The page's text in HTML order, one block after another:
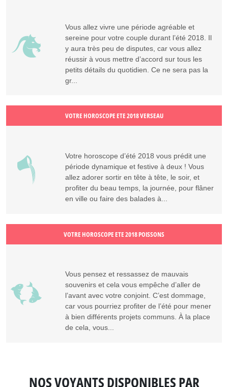
Vous allez vivre une période agréable et
sereine pour votre couple durant l’été 2018. Il
y aura très peu de disputes, car vous allez
réussir à vous mettre d’accord sur tous les
petits détails du quotidien. Ce ne sera pas la
gr...
VOTRE HOROSCOPE ETE 2018 VERSEAU
Votre horoscope d’été 2018 vous prédit une
période dynamique et festive à deux ! Vous
allez adorer sortir en tête à tête, le soir, et
profiter du beau temps, la journée, pour flâner
en ville ou faire des balades à...
VOTRE HOROSCOPE ETE 2018 POISSONS
Vous pensez et ressassez de mauvais
souvenirs et cela vous empêche d’aller de
l’avant avec votre conjoint. C’est dommage,
car vous pourriez profiter de l’été pour mener
à bien différents projets communs. À la place
de cela, vous...
NOS VOYANTS DISPONIBLESPAR